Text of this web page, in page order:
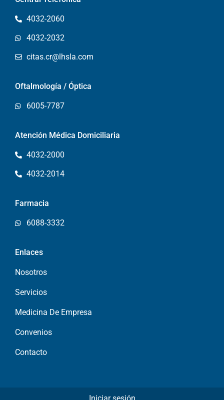
4032-2060
4032-2032
citas.cr@lhsla.com
Oftalmología / Óptica
6005-7787
Atención Médica Domiciliaria
4032-2000
4032-2014
Farmacia
6088-3332
Enlaces
Nosotros
Servicios
Medicina De Empresa
Convenios
Contacto